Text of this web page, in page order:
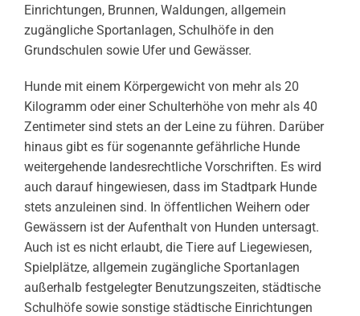
Einrichtungen, Brunnen, Waldungen, allgemein
zugängliche Sportanlagen, Schulhöfe in den
Grundschulen sowie Ufer und Gewässer.
Hunde mit einem Körpergewicht von mehr als 20
Kilogramm oder einer Schulterhöhe von mehr als 40
Zentimeter sind stets an der Leine zu führen. Darüber
hinaus gibt es für sogenannte gefährliche Hunde
weitergehende landesrechtliche Vorschriften. Es wird
auch darauf hingewiesen, dass im Stadtpark Hunde
stets anzuleinen sind. In öffentlichen Weihern oder
Gewässern ist der Aufenthalt von Hunden untersagt.
Auch ist es nicht erlaubt, die Tiere auf Liegewiesen,
Spielplätze, allgemein zugängliche Sportanlagen
außerhalb festgelegter Benutzungszeiten, städtische
Schulhöfe sowie sonstige städtische Einrichtungen